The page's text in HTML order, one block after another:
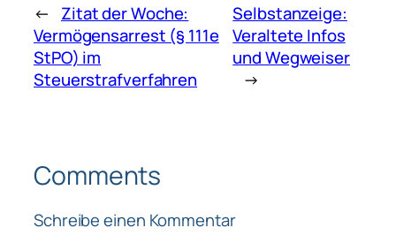
←
Zitat der Woche:
Vermögensarrest (§ 111e
StPO) im
Steuerstrafverfahren
Selbstanzeige:
Veraltete Infos
und Wegweiser
→
Comments
Schreibe einen Kommentar